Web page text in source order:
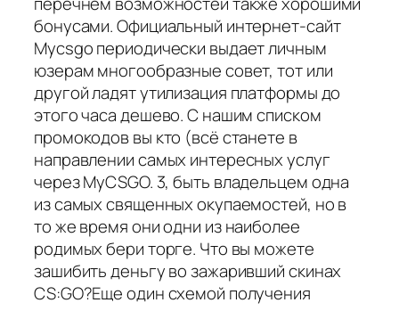
бонусами. Официальный интернет-сайт
Mycsgo периодически выдает личным
юзерам многообразные совет, тот или
другой ладят утилизация платформы до
этого часа дешево. С нашим списком
промокодов вы кто (всё станете в
направлении самых интересных услуг
через MyCSGO. 3, быть владельцем одна
из самых священных окупаемостей, но в
то же время они одни из наиболее
родимых бери торге. Что вы можете
зашибить деньгу во зажаривший скинах
CS:GO?Еще один схемой получения